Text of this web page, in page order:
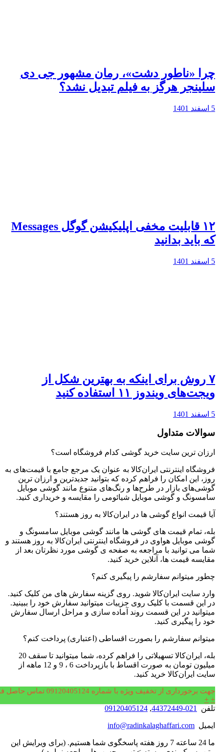
چرا «ناطور دشت»، رمان مشهور جی دی
سلینجر هرگز به فیلم تبدیل نشد؟
5 اسفند 1401
۱۲ قابلیت مخفی اپلیکیشن گوگل Messages
که باید بدانید
5 اسفند 1401
۷ روش برای اینکه به بهترین شکل از
ویجت‌های ویندوز ۱۱ استفاده کنید
5 اسفند 1401
سوالات متداول
ارزان ترین سایت خرید گوشی کدام فروشگاه است؟
فروشگاه اینترنتی ایران‌کالا به عنوان یک مرجع جامع با قیمت‌های به
روز، این امکان را فراهم کرده که بتوانید جدیدترین و ارزان ترین
گوشی‌های بازار در طرح‌ها و رنگ‌های متنوع مانند گوشی موبایل
سامسونگ و گوشی موبایل شیائومی را مقایسه و خریداری کنید.
آیا قیمت انواع گوشی ها در ایران‌کالا به روز هستند؟
بله، تمام قیمت های گوشی ها مانند گوشی موبایل سامسونگ و
گوشی موبایل هواوی در فروشگاه اینترنتی ایران‌کالا به روز هستند و
شما می توانید با مراجعه به صفحه ی گوشی مورد نظرتان بعد از
مقایسه قیمت ها، آنلاین خرید کنید.
چطور میتوانم سفارشم را پیگیری کنم؟
وارد سایت ایران‌کالا شوید. روی گزینه سفارش های من کلیک کنید.
در این قسمت با کلیک روی جزییات میتوانید سفارش خود را ببینید.
میتوانید در این قسمت روند آماده سازی و مراحل ارسال سفارش
خود را پیگیری کنید.
میتوانم سفارشم را بصورت اقساطی (اعتباری) پرداخت کنم؟
بله، ایران‌کالا تسهیلاتی را فراهم کرده، شما میتوانید تا سقف 20
میلیون تومان به صورت اقساط با بازپرداخت 6 ، 9 و 12 ماهه از
سایت ایران‌کالا خرید کنید.
جهت برخورداری از تخفیف ویژه با شماره 09120405124 تماس حاصل فرمایید.
+
+
رفتن به بالا
تلفن 021-44372449
,
09120405124
ایمیل info@radinkalaghaffari.com
ما 24 ساعته 7 روز هفته پاسخگوی شما هستیم. (برای ویرایش این